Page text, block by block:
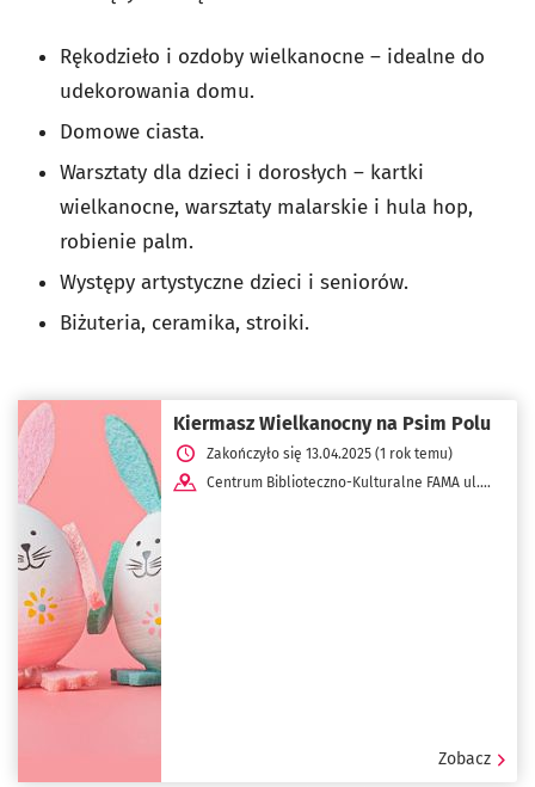
Rękodzieło i ozdoby wielkanocne – idealne do
udekorowania domu.
Domowe ciasta.
Warsztaty dla dzieci i dorosłych – kartki
wielkanocne, warsztaty malarskie i hula hop,
robienie palm.
Występy artystyczne dzieci i seniorów.
Biżuteria, ceramika, stroiki.
Kiermasz Wielkanocny na Psim Polu
Zakończyło się 13.04.2025 (1 rok temu)
Centrum Biblioteczno-Kulturalne FAMA ul.
Zobacz